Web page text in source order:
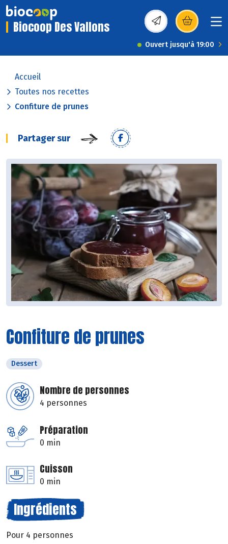
Biocoop Des Vallons (s’ouvre dans une
Ouvert jusqu'à 19:00
Accueil
Toutes nos recettes
Confiture de prunes
Partager sur
Confiture de prunes
Dessert
Nombre de personnes
4 personnes
Préparation
0 min
Cuisson
0 min
Ingrédients
Pour 4 personnes